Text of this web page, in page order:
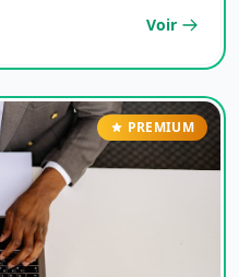
Voir
PREMIUM